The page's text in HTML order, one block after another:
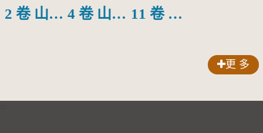
2 卷 山草 4 卷 山草 11 卷 濕
更 多